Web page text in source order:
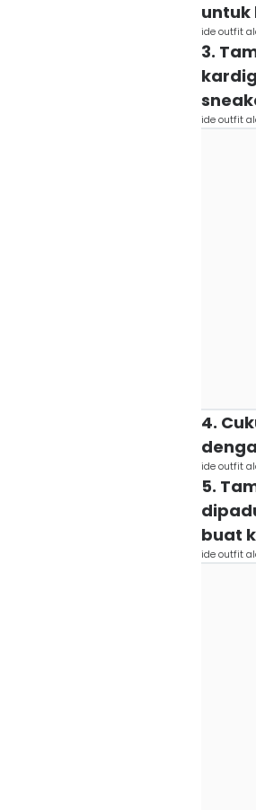
untuk
ide outfit
3.
ide outfit
4.
ide outfit
5.
buat
ide outfit